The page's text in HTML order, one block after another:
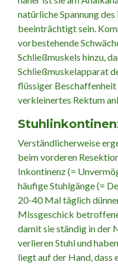
natürliche Spannung
beeinträchtigt sein.
vorbestehende
Schließmuskels hinzu,
Schließmuskelapparat
flüssiger Beschaffenheit
verkleinertes Rektum
Verständlicherweise
beim vorderen
Inkontinenz (=
häufige Stuhlgänge (=
20-40 Mal täglich
Missgeschick
damit sie ständig in der
verlieren Stuhl und
liegt auf der Hand, dass